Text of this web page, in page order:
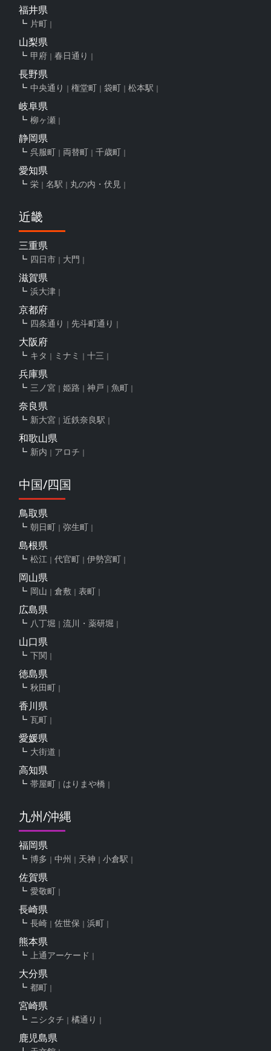
福井県
片町
山梨県
甲府 春日通り
長野県
中央通り 権堂町 袋町 松本駅
岐阜県
柳ヶ瀬
静岡県
呉服町 両替町 千歳町
愛知県
栄 名駅 丸の内・伏見
近畿
三重県
四日市 大門
滋賀県
浜大津
京都府
四条通り 先斗町通り
大阪府
キタ ミナミ 十三
兵庫県
三ノ宮 姫路 神戸 魚町
奈良県
新大宮 近鉄奈良駅
和歌山県
新内 アロチ
中国/四国
鳥取県
朝日町 弥生町
島根県
松江 代官町 伊勢宮町
岡山県
岡山 倉敷 表町
広島県
八丁堀 流川・薬研堀
山口県
下関
徳島県
秋田町
香川県
瓦町
愛媛県
大街道
高知県
帯屋町 はりまや橋
九州/沖縄
福岡県
博多 中州 天神 小倉駅
佐賀県
愛敬町
長崎県
長崎 佐世保 浜町
熊本県
上通アーケード
大分県
都町
宮崎県
ニシタチ 橘通り
鹿児島県